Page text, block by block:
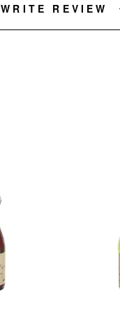
WRITE REVIEW